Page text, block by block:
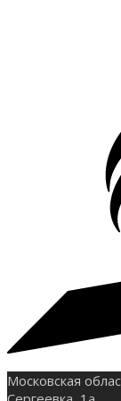
Московская